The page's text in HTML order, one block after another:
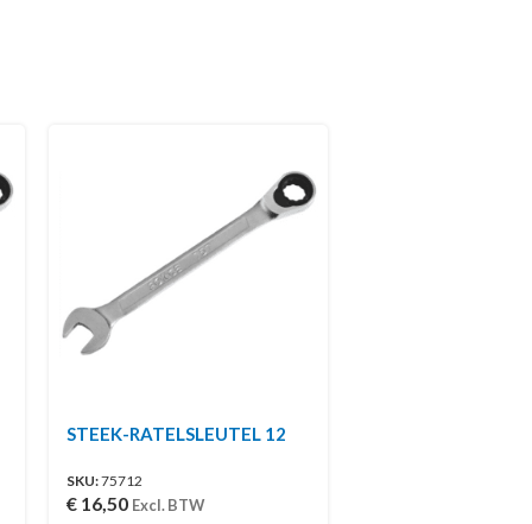
STEEK-RATELSLEUTEL 12
SKU:75712
€ 16,50 Excl. BTW